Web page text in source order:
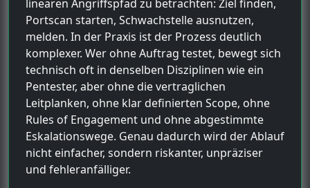
linearen Angriffspfad zu betrachten: Ziel finden,
Portscan starten, Schwachstelle ausnutzen,
melden. In der Praxis ist der Prozess deutlich
komplexer. Wer ohne Auftrag testet, bewegt sich
technisch oft in denselben Disziplinen wie ein
Pentester, aber ohne die vertraglichen
Leitplanken, ohne klar definierten Scope, ohne
Rules of Engagement und ohne abgestimmte
Eskalationswege. Genau dadurch wird der Ablauf
nicht einfacher, sondern riskanter, unpräziser
und fehleranfälliger.